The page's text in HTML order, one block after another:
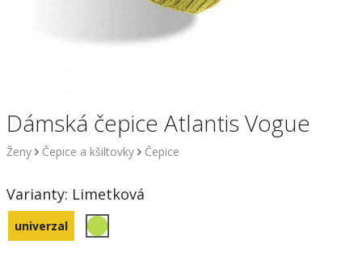
Dámská čepice Atlantis Vogue
Ženy Čepice a kšiltovky Čepice
Varianty: Limetková
univerzal